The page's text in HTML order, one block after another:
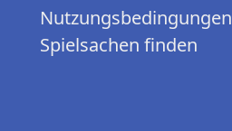
Nutzungsbedingungen
Spielsachen finden